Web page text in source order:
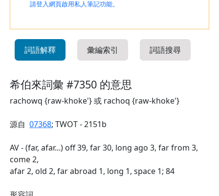
請登入網頁啟用私人筆記功能。
詞語解釋 彙編索引 詞語搜尋
希伯來詞彙 #7350 的意思
rachowq {raw-khoke'} 或 rachoq {raw-khoke'}
源自 07368; TWOT - 2151b
AV - (far, afar...) off 39, far 30, long ago 3, far from 3,
come 2,
afar 2, old 2, far abroad 1, long 1, space 1; 84